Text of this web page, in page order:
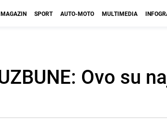
MAGAZIN SPORT AUTO-MOTO MULTIMEDIA
Ovo su